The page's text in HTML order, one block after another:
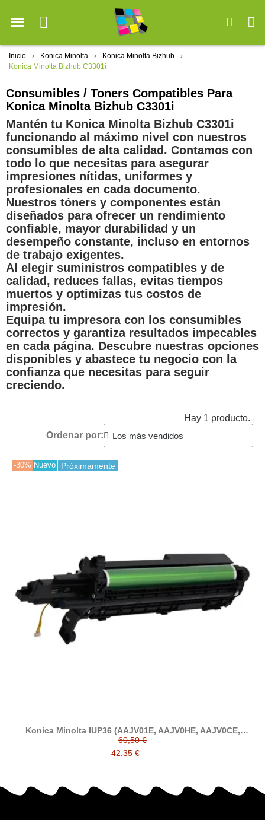
Inicio Konica Minolta
Konica Minolta Bizhub
Konica Minolta Bizhub C3301i
Consumibles / Toners Compatibles Para
Konica Minolta Bizhub C3301i
Mantén tu Konica Minolta Bizhub C3301i
funcionando al máximo nivel con nuestros
consumibles de alta calidad. Contamos con
todo lo que necesitas para asegurar
impresiones nítidas, uniformes y
profesionales en cada documento.
Nuestros tóners y componentes están
diseñados para ofrecer un rendimiento
confiable, mayor durabilidad y un
desempeño constante, incluso en entornos
de trabajo exigentes.
Al elegir suministros compatibles y de
calidad, reduces fallas, evitas tiempos
muertos y optimizas tus costos de
impresión.
Equipa tu impresora con los consumibles
correctos y garantiza resultados impecables
en cada página. Descubre nuestras opciones
disponibles y abastece tu negocio con la
confianza que necesitas para seguir
creciendo.
Hay 1 producto.
Ordenar por:
-30% Nuevo Próximamente
Konica Minolta IUP36 (AAJV01E, AAJV0HE, AAJV0CE,
AAJV06E) tambor compatible
60,50 €
42,35 €